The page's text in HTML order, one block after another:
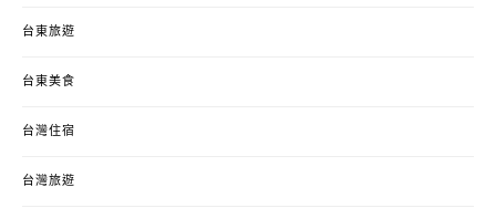
台東旅遊
台東美食
台灣住宿
台灣旅遊